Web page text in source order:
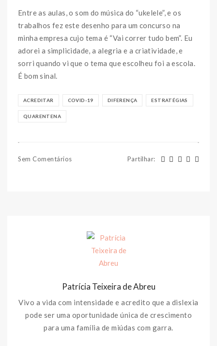
Entre as aulas, o som do música do “ukelele”, e os
trabalhos fez este desenho para um concurso na
minha empresa cujo tema é “Vai correr tudo bem”. Eu
adorei a simplicidade, a alegria e a criatividade, e
sorri quando vi que o tema que escolheu foi a escola.
É bom sinal.
ACREDITAR COVID-19 DIFERENÇA ESTRATÉGIAS
QUARENTENA
Sem Comentários Partilhar:
Patrícia Teixeira de Abreu
Vivo a vida com intensidade e acredito que a dislexia
pode ser uma oportunidade única de crescimento
para uma família de miúdas com garra.